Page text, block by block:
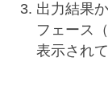
出力結果
フェース
表示され